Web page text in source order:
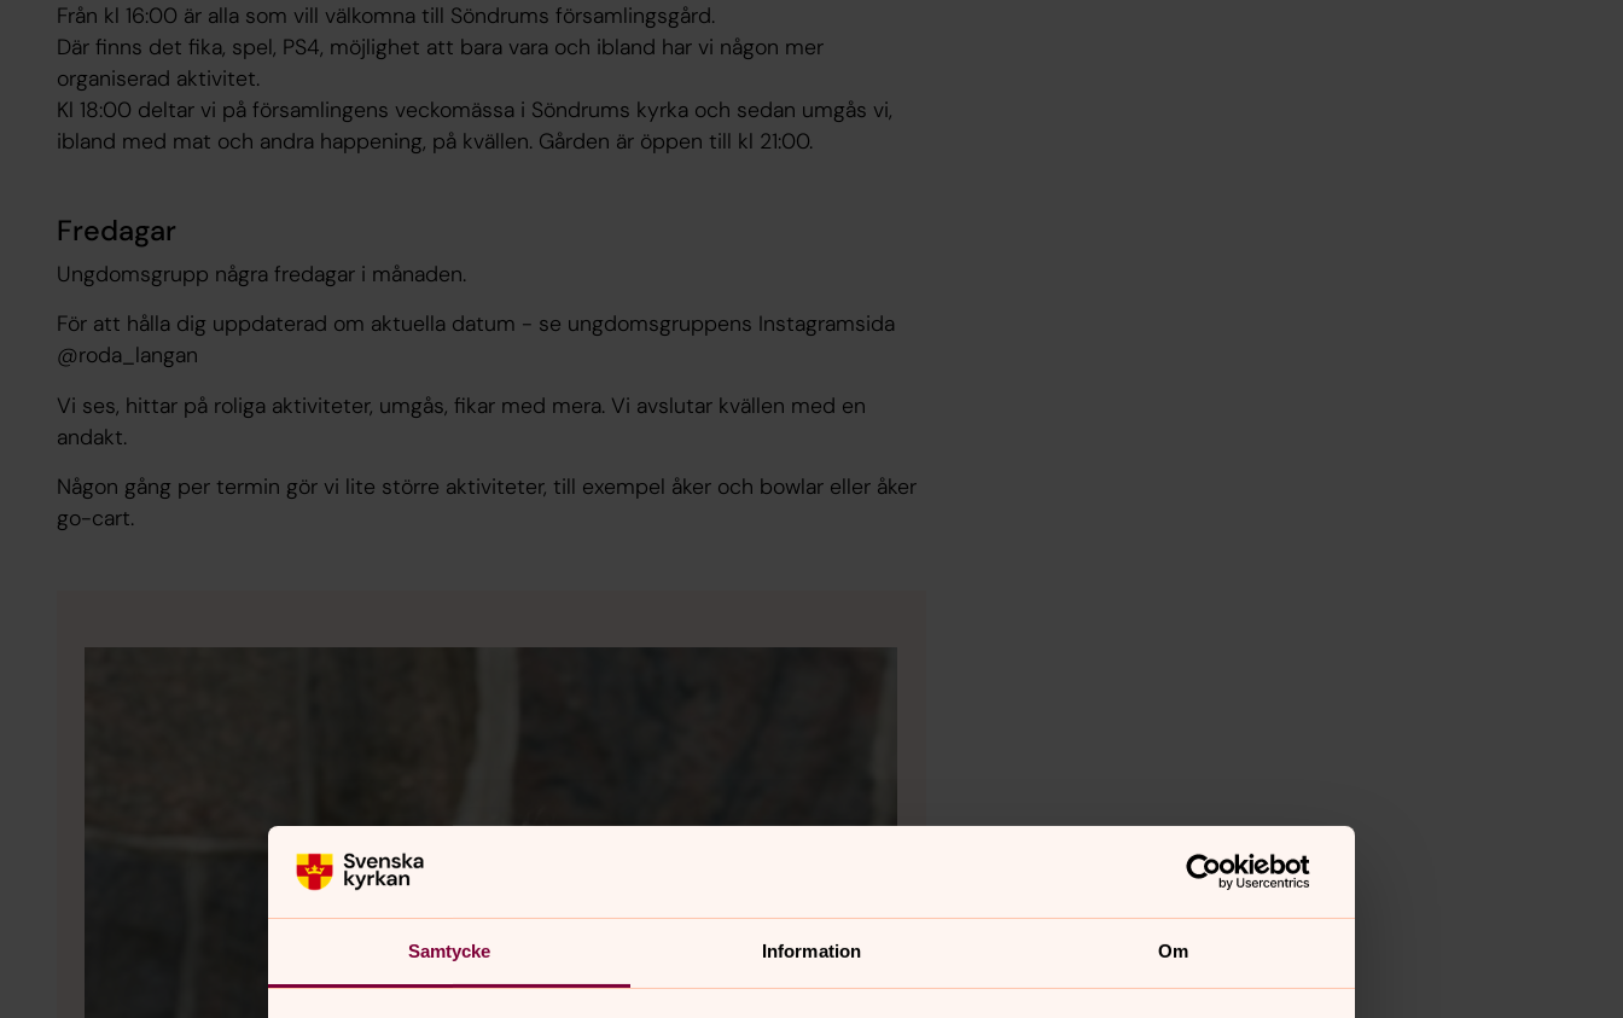
Samtycke Information Om
Från kl 16:00 är alla som vill välkomna till Söndrums församlingsgård.
Där finns det fika, spel, PS4, möjlighet att bara vara och ibland har vi någon mer
organiserad aktivitet.
Kl 18:00 deltar vi på församlingens veckomässa i Söndrums kyrka och sedan umgås vi,
ibland med mat och andra happening, på kvällen. Gården är öppen till kl 21:00.
Fredagar
Ungdomsgrupp några fredagar i månaden.
För att hålla dig uppdaterad om aktuella datum - se ungdomsgruppens Instagramsida
@roda_langan
Vi ses, hittar på roliga aktiviteter, umgås, fikar med mera. Vi avslutar kvällen med en
andakt.
Någon gång per termin gör vi lite större aktiviteter, till exempel åker och bowlar eller åker
go-cart.